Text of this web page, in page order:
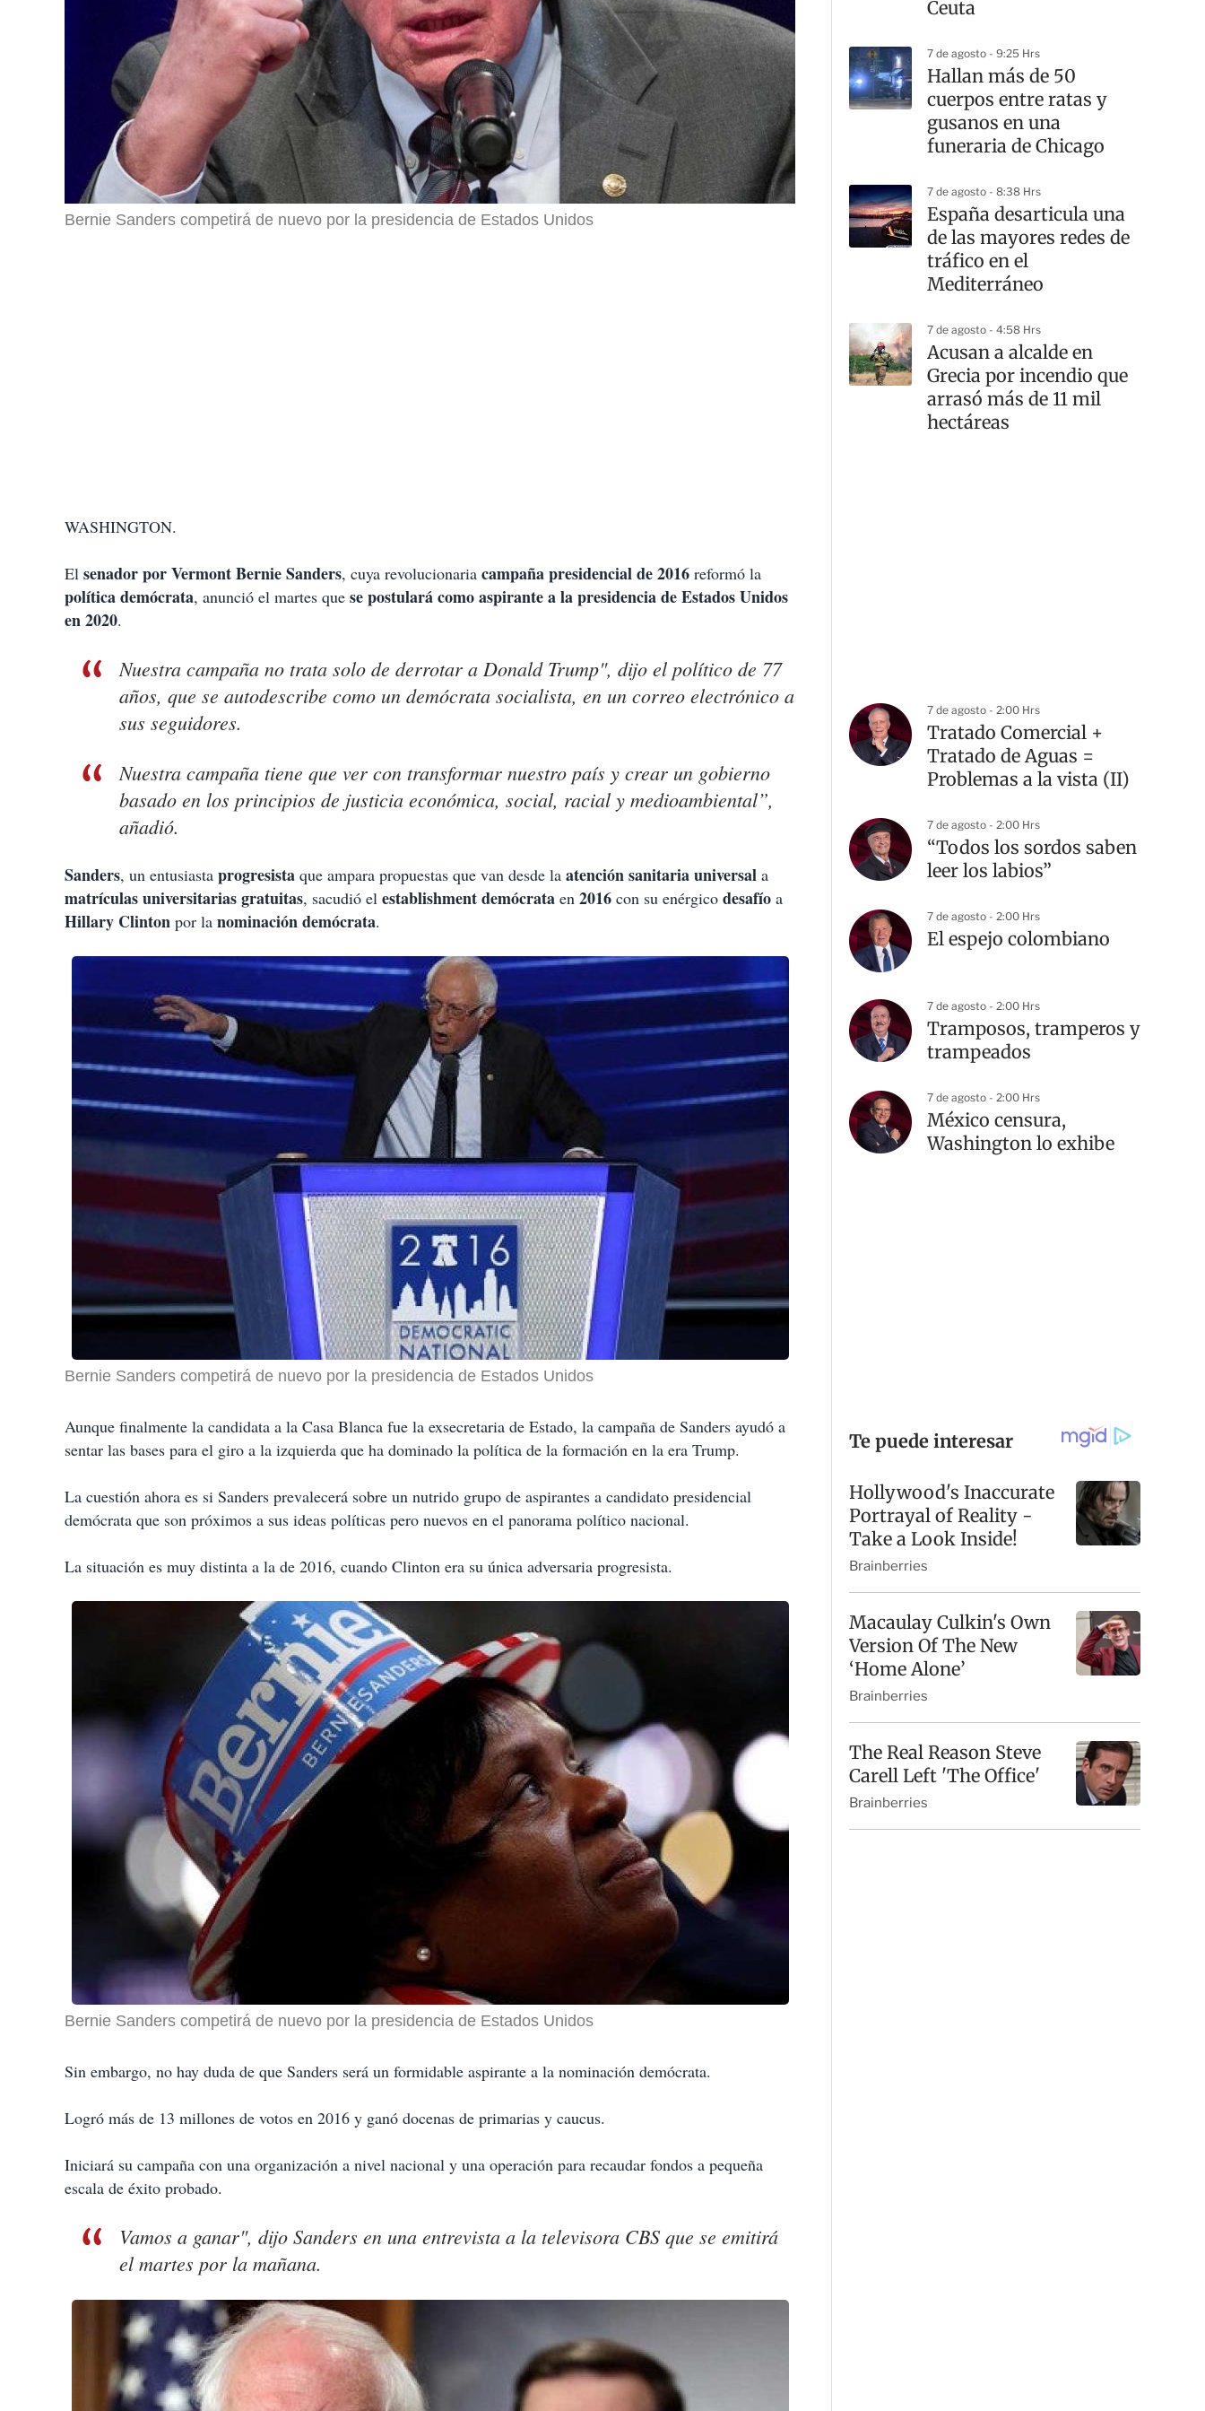
Bernie Sanders competirá de nuevo por la presidencia de Estados Unidos
WASHINGTON.
El senadorpor Vermont Bernie Sanders, cuya revolucionaria campaña presidencial de 2016 reformó la
política demócrata, anunció el martes que se postulará como aspirante a la presidencia de Estados Unidos
en 2020.
Nuestra campaña no trata solo de derrotar a Donald Trump", dijo el político de 77
años, que se autodescribe como un demócrata socialista, en un correo electrónico a
sus seguidores.
Nuestra campaña tiene que ver con transformar nuestro país y crear un gobierno
basado en los principios de justicia económica, social, racial y medioambiental”,
añadió.
Sanders, un entusiasta progresista que ampara propuestas que van desde la atención sanitaria universal a
matrículas universitarias gratuitas, sacudió el establishment demócrata en 2016 con su enérgico desafío a
Hillary Clinton por la nominación demócrata.
Bernie Sanders competirá de nuevo por la presidencia de Estados Unidos
Aunque finalmente la candidata a la Casa Blanca fue la exsecretaria de Estado, la campaña de Sanders ayudó a
sentar las bases para el giro a la izquierda que ha dominado la política de la formación en la era Trump.
La cuestión ahora es si Sanders prevalecerá sobre un nutrido grupo de aspirantes a candidato presidencial
demócrata que son próximos a sus ideas políticas pero nuevos en el panorama político nacional.
La situación es muy distinta a la de 2016, cuando Clinton era su única adversaria progresista.
Bernie Sanders competirá de nuevo por la presidencia de Estados Unidos
Sin embargo, no hay duda de que Sanders será un formidable aspirante a la nominación demócrata.
Logró más de 13 millones de votos en 2016 y ganó docenas de primarias y caucus.
Iniciará su campaña con una organización a nivel nacional y una operación para recaudar fondos a pequeña
escala de éxito probado.
Vamos a ganar", dijo Sanders en una entrevista a la televisora CBS que se emitirá
el martes por la mañana.
Ceuta
7 de agosto - 9:25 Hrs
Hallan más de 50
cuerpos entre ratas y
gusanos en una
funeraria de Chicago
7 de agosto - 8:38 Hrs
España desarticula una
de las mayores redes de
tráfico en el
Mediterráneo
7 de agosto - 4:58 Hrs
Acusan a alcalde en
Grecia por incendio que
arrasó más de 11 mil
hectáreas
7 de agosto - 2:00 Hrs
Tratado Comercial +
Tratado de Aguas =
Problemas a la vista (II)
7 de agosto - 2:00 Hrs
“Todos los sordos saben
leer los labios”
7 de agosto - 2:00 Hrs
El espejo colombiano
7 de agosto - 2:00 Hrs
Tramposos, tramperos y
trampeados
7 de agosto - 2:00 Hrs
México censura,
Washington lo exhibe